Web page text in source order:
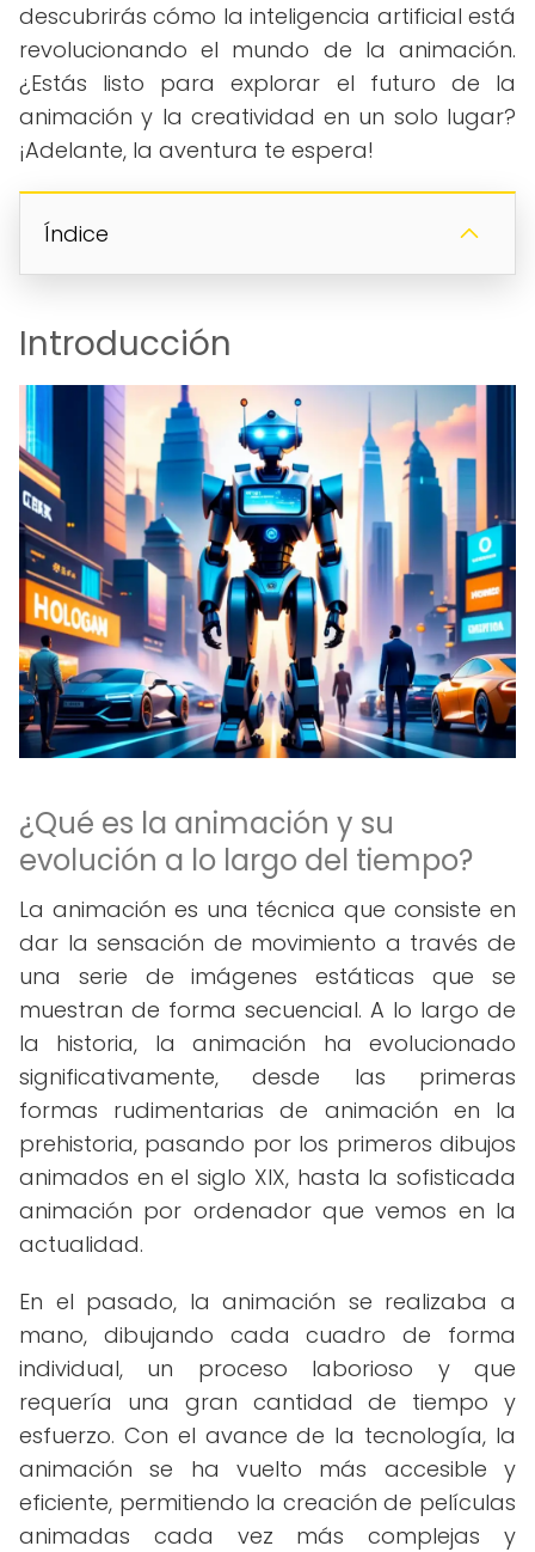
descubrirás cómo la inteligencia artificial está
revolucionando el mundo de la animación.
¿Estás listo para explorar el futuro de la
animación y la creatividad en un solo lugar?
¡Adelante, la aventura te espera!
Índice
Introducción
¿Qué es la animación y su
evolución a lo largo del tiempo?
La animación es una técnica que consiste en
dar la sensación de movimiento a través de
una serie de imágenes estáticas que se
muestran de forma secuencial. A lo largo de
la historia, la animación ha evolucionado
significativamente, desde las primeras
formas rudimentarias de animación en la
prehistoria, pasando por los primeros dibujos
animados en el siglo XIX, hasta la sofisticada
animación por ordenador que vemos en la
actualidad.
En el pasado, la animación se realizaba a
mano, dibujando cada cuadro de forma
individual, un proceso laborioso y que
requería una gran cantidad de tiempo y
esfuerzo. Con el avance de la tecnología, la
animación se ha vuelto más accesible y
eficiente, permitiendo la creación de películas
animadas cada vez más complejas y